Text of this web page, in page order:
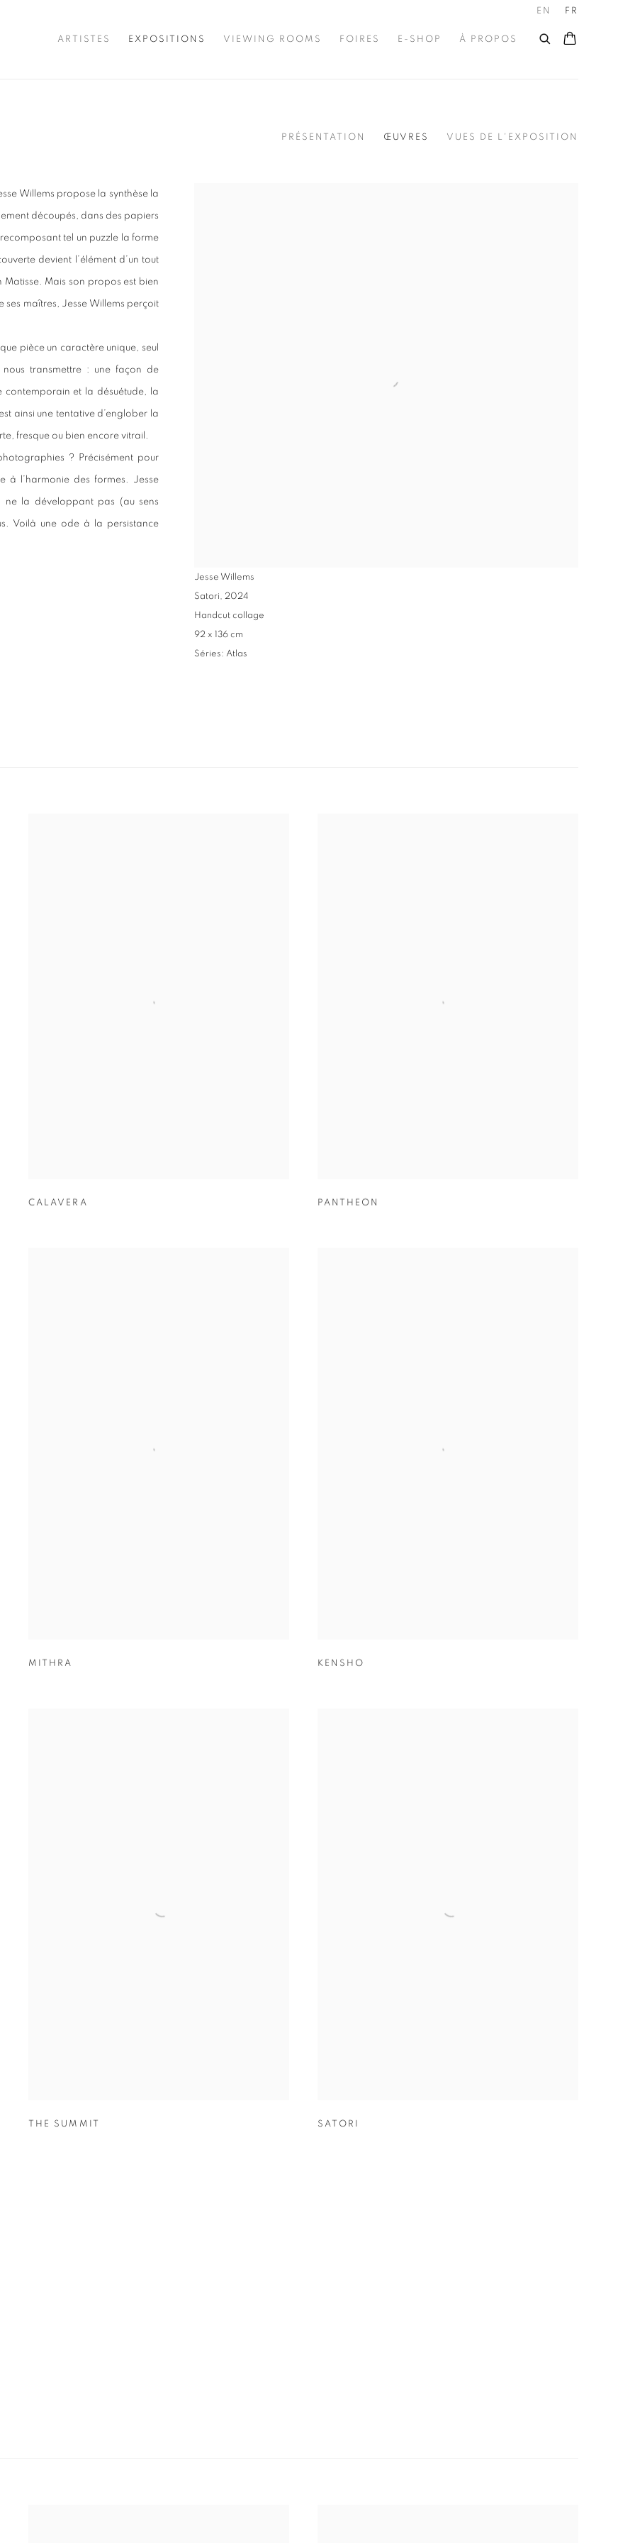
ARTISTES EXPOSITIONS VIEWING ROOMS FOIRES E-SHOP À PROPOS
EN FR
PRÉSENTATION ŒUVRES VUES DE L'EXPOSITION
Jesse Willems
Satori, 2024
Handcut collage
92 x 136 cm
Séries: Atlas
Willems propose la synthèse la
découpés, dans des papiers
tel un puzzle la forme
devient l’élément d’un tout
Matisse. Mais son propos est bien
maîtres, Jesse Willems perçoit
pièce un caractère unique, seul
transmettre : une façon de
contemporain et la désuétude, la
ainsi une tentative d’englober la
fresque ou bien encore vitrail.
? Précisément pour
l’harmonie des formes. Jesse
la développant pas (au sens
Voilà une ode à la persistance
CALAVERA PANTHEON
MITHRA KENSHO
THE SUMMIT SATORI